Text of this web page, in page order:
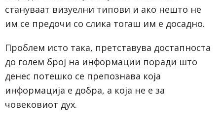
стануваат визуелни типови и ако нешто не
им се предочи со слика тогаш им е досадно.
Проблем исто така, претставува достапноста
до голем број на информации поради што
денес потешко се препознава која
информација е добра, а која не е за
човековиот дух.